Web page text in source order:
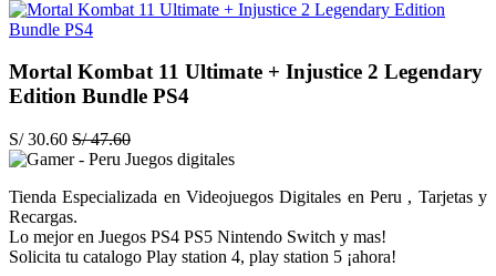
Mortal Kombat 11 Ultimate + Injustice 2 Legendary
Edition Bundle PS4
S/30.60 S/47.60
Tienda Especializada en Videojuegos Digitales en Peru , Tarjetas y
Recargas.
Lo mejor en Juegos PS4 PS5 Nintendo Switch y mas!
Solicita tu catalogo Play station 4, play station 5 ¡ahora!